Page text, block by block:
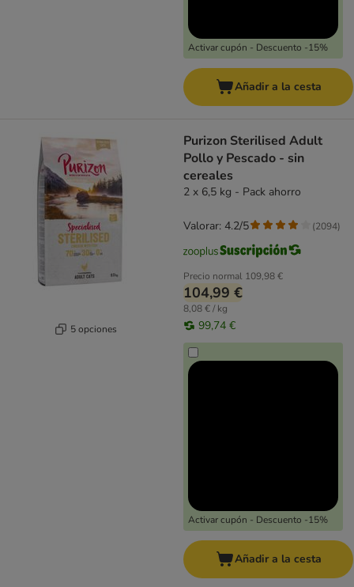
Activar cupón - Descuento -15%
Añadir a la cesta
5 opciones
Purizon Sterilised Adult
Pollo y Pescado - sin
cereales
2 x 6,5 kg - Pack ahorro
Precio normal 109,98 €
104,99 €
8,08 € / kg
99,74 €
Activar cupón - Descuento -15%
Valorar: 4.2/5 (2094)
Añadir a la cesta